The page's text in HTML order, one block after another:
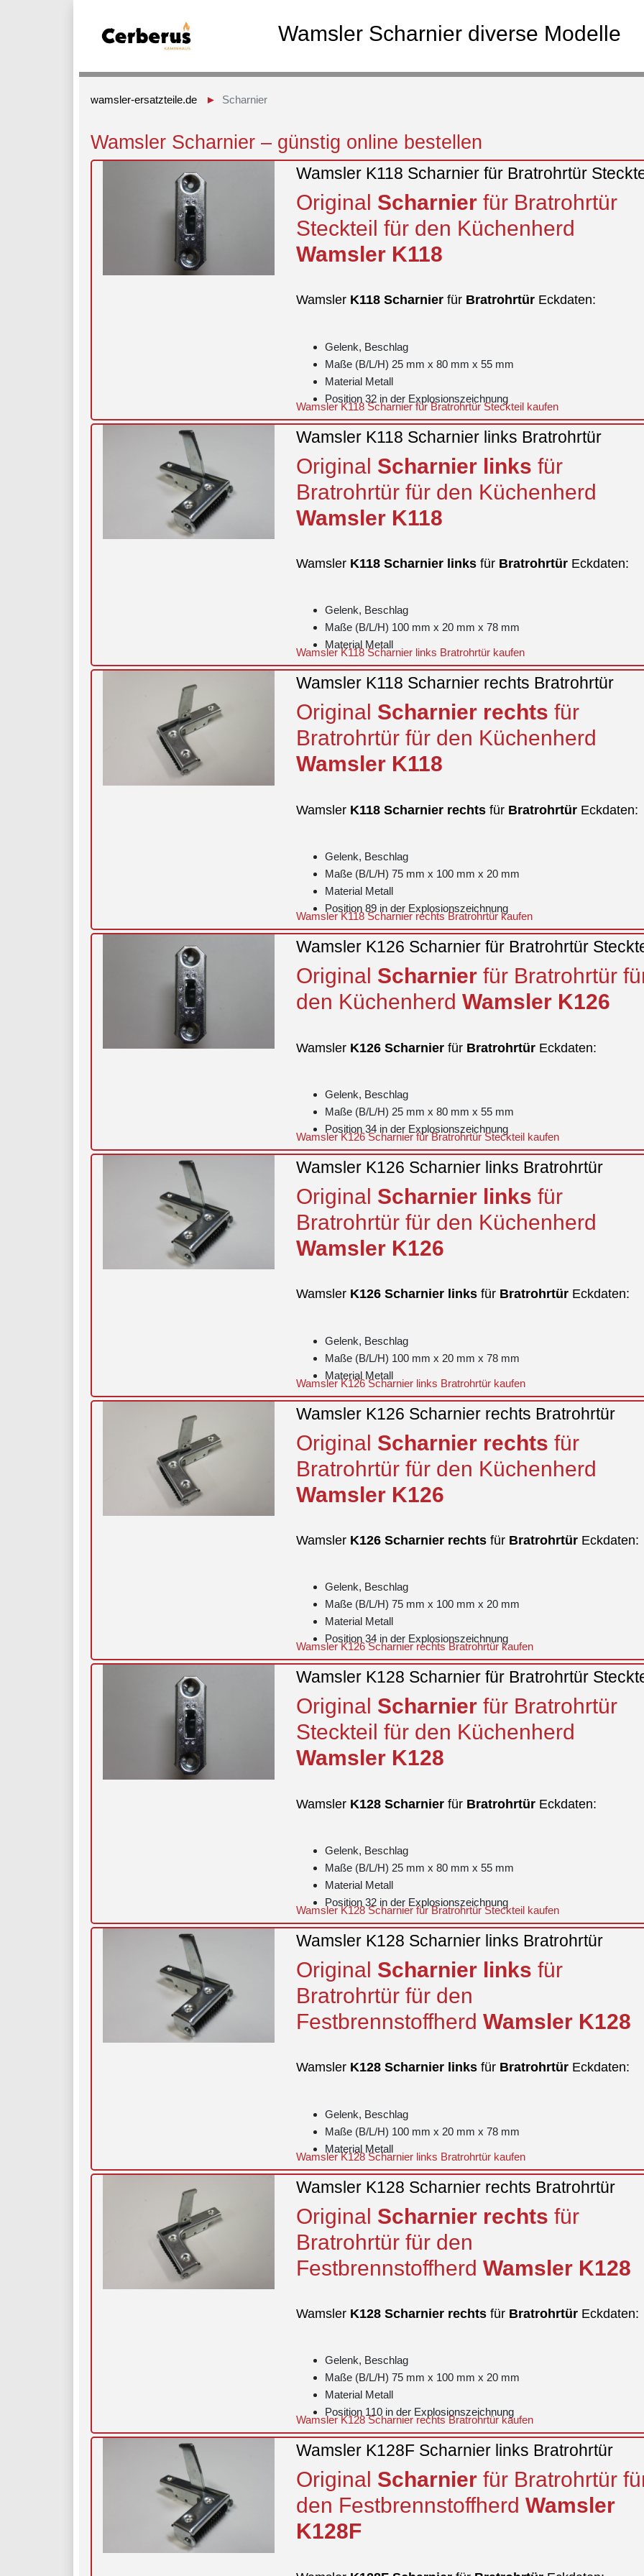
Wamsler Scharnier diverse Modelle
wamsler-ersatzteile.de Scharnier
Wamsler Scharnier – günstig online bestellen
Wamsler K118 Scharnier für Bratrohrtür
Original Scharnier für Bratrohrtür
Steckteil für den Küchenherd
Wamsler K118
Wamsler K118 Scharnier für BratrohrtürEckdaten:
Gelenk, Beschlag
Maße (B/L/H) 25 mm x 80 mm x 55 mm
Material Metall
Position 32 in der Explosionszeichnung
Wamsler K118 Scharnier für Bratrohrtür Steckteil kaufen
Wamsler K118 Scharnier links Bratrohrtür
Original Scharnier links für
Bratrohrtür für den Küchenherd
Wamsler K118
Wamsler K118 Scharnier linksfür BratrohrtürEckdaten:
Gelenk, Beschlag
Maße (B/L/H) 100 mm x 20 mm x 78 mm
Material Metall
Wamsler K118 Scharnier links Bratrohrtür kaufen
Wamsler K118 Scharnier rechts Bratrohrtür
Original Scharnier rechts für
Bratrohrtür für den Küchenherd
Wamsler K118
Wamsler K118 Scharnier rechtsfür BratrohrtürEckdaten:
Gelenk, Beschlag
Maße (B/L/H) 75 mm x 100 mm x 20 mm
Material Metall
Position 89 in der Explosionszeichnung
Wamsler K118 Scharnier rechts Bratrohrtür kaufen
Wamsler K126 Scharnier für Bratrohrtür
Original Scharnier für Bratrohrtür
den Küchenherd Wamsler K126
Wamsler K126 Scharnier für BratrohrtürEckdaten:
Gelenk, Beschlag
Maße (B/L/H) 25 mm x 80 mm x 55 mm
Position 34 in der Explosionszeichnung
Wamsler K126 Scharnier für Bratrohrtür Steckteil kaufen
Wamsler K126 Scharnier links Bratrohrtür
Original Scharnier links für
Bratrohrtür für den Küchenherd
Wamsler K126
Wamsler K126 Scharnier linksfür BratrohrtürEckdaten:
Gelenk, Beschlag
Maße (B/L/H) 100 mm x 20 mm x 78 mm
Material Metall
Wamsler K126 Scharnier links Bratrohrtür kaufen
Wamsler K126 Scharnier rechts Bratrohrtür
Original Scharnier rechts für
Bratrohrtür für den Küchenherd
Wamsler K126
Wamsler K126 Scharnier rechtsfür BratrohrtürEckdaten:
Gelenk, Beschlag
Maße (B/L/H) 75 mm x 100 mm x 20 mm
Material Metall
Position 34 in der Explosionszeichnung
Wamsler K126 Scharnier rechts Bratrohrtür kaufen
Wamsler K128 Scharnier für Bratrohrtür
Original Scharnier für Bratrohrtür
Steckteil für den Küchenherd
Wamsler K128
Wamsler K128 Scharnier für BratrohrtürEckdaten:
Gelenk, Beschlag
Maße (B/L/H) 25 mm x 80 mm x 55 mm
Material Metall
Position 32 in der Explosionszeichnung
Wamsler K128 Scharnier für Bratrohrtür Steckteil kaufen
Wamsler K128 Scharnier links Bratrohrtür
Original Scharnier links für
Bratrohrtür für den
Festbrennstoffherd Wamsler K128
Wamsler K128 Scharnier linksfür BratrohrtürEckdaten:
Gelenk, Beschlag
Maße (B/L/H) 100 mm x 20 mm x 78 mm
Material Metall
Wamsler K128 Scharnier links Bratrohrtür kaufen
Wamsler K128 Scharnier rechts Bratrohrtür
Original Scharnier rechts für
Bratrohrtür für den
Festbrennstoffherd Wamsler K128
Wamsler K128 Scharnier rechtsfür BratrohrtürEckdaten:
Gelenk, Beschlag
Maße (B/L/H) 75 mm x 100 mm x 20 mm
Material Metall
Position 110 in der Explosionszeichnung
Wamsler K128 Scharnier rechts Bratrohrtür kaufen
Wamsler K128F Scharnier links Bratrohrtür
Original Scharnier für Bratrohrtür
den Festbrennstoffherd Wamsler
K128F